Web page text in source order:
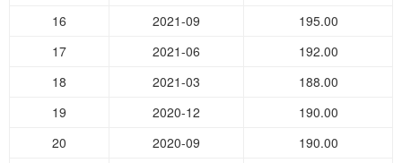
16
2021-09
195.00
17
2021-06
192.00
18
2021-03
188.00
19
2020-12
190.00
20
2020-09
190.00